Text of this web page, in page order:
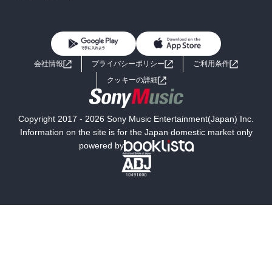
ライトノベル 男子向けラノベ
小説
海外小説
ミステリー SF
文学
よくあるご質問 お問い合わせ
会社情報 プライバシーポリシー
ご利用条件
クッキーの詳細
Copyright 2017 - 2026 Sony Music Entertainment(Japan) Inc.
Information on the site is for the Japan domestic market only
powered by